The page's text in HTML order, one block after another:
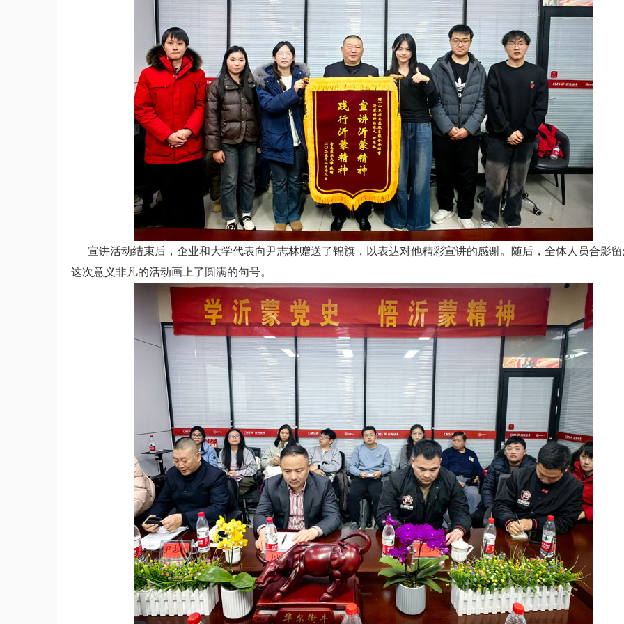
宣讲活动结束后，企业和大学代表向尹志林赠送了锦旗，以表达对他精彩宣讲的感谢。随后，全体人员合影
这次意义非凡的活动画上了圆满的句号。